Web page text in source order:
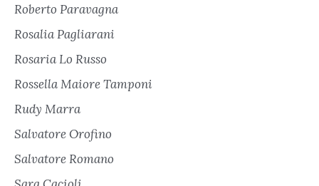
Roberto Paravagna
Rosalia Pagliarani
Rosaria Lo Russo
Rossella Maiore Tamponi
Rudy Marra
Salvatore Orofino
Salvatore Romano